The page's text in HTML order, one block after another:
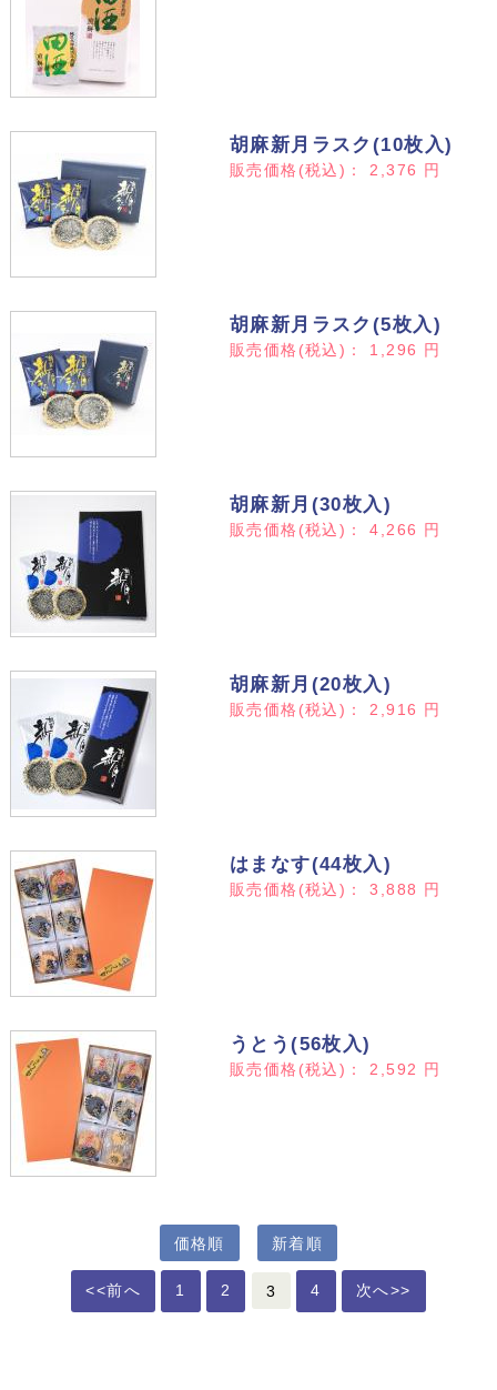
胡麻新月ラスク(10枚入)
販売価格(税込)： 2,376 円
胡麻新月ラスク(5枚入)
販売価格(税込)： 1,296 円
胡麻新月(30枚入)
販売価格(税込)：4,266 円
胡麻新月(20枚入)
販売価格(税込)： 2,916 円
はまなす(44枚入)
販売価格(税込)：3,888 円
うとう(56枚入)
販売価格(税込)： 2,592 円
価格順 新着順
<<前へ 1 2 3 4 次へ>>